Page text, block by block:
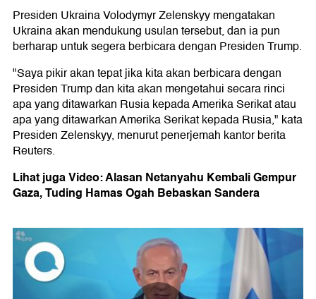
Presiden Ukraina Volodymyr Zelenskyy mengatakan
Ukraina akan mendukung usulan tersebut, dan ia pun
berharap untuk segera berbicara dengan Presiden Trump.
"Saya pikir akan tepat jika kita akan berbicara dengan
Presiden Trump dan kita akan mengetahui secara rinci
apa yang ditawarkan Rusia kepada Amerika Serikat atau
apa yang ditawarkan Amerika Serikat kepada Rusia," kata
Presiden Zelenskyy, menurut penerjemah kantor berita
Reuters.
Lihat juga Video: Alasan Netanyahu Kembali Gempur
Gaza, Tuding Hamas Ogah Bebaskan Sandera